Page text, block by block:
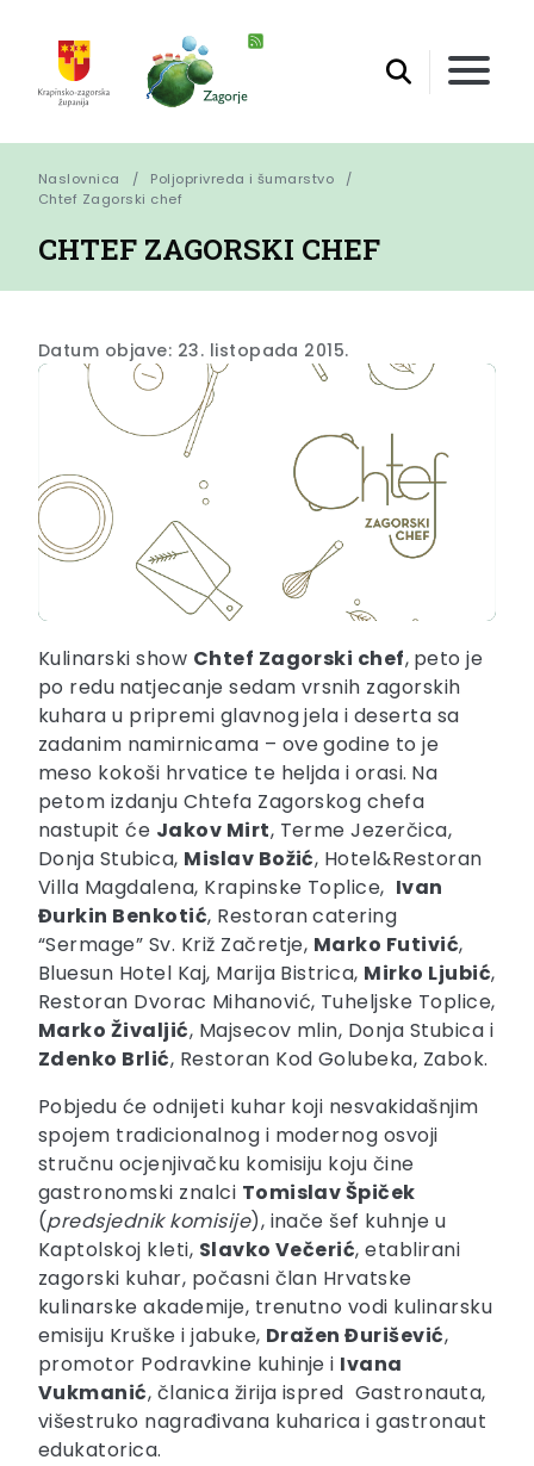
Naslovnica
Poljoprivreda i šumarstvo
Chtef Zagorski chef
CHTEF ZAGORSKI CHEF
Datum objave: 23. listopada 2015.
Kulinarski show Chtef Zagorski chef, peto je
po redu natjecanje sedam vrsnih zagorskih
kuhara u pripremi glavnog jela i deserta sa
zadanim namirnicama – ove godine to je
meso kokoši hrvatice te heljda i orasi. Na
petom izdanju Chtefa Zagorskog chefa
nastupit će Jakov Mirt, Terme Jezerčica,
Donja Stubica, Mislav Božić, Hotel&Restoran
Villa Magdalena, Krapinske Toplice, Ivan
Đurkin Benkotić, Restoran catering
“Sermage” Sv. Križ Začretje, Marko Futivić,
Bluesun Hotel Kaj, Marija Bistrica, Mirko Ljubić,
Restoran Dvorac Mihanović, Tuheljske Toplice,
Marko Živaljić, Majsecov mlin, Donja Stubica i
Zdenko Brlić, Restoran Kod Golubeka, Zabok.
Pobjedu će odnijeti kuhar koji nesvakidašnjim
spojem tradicionalnog i modernog osvoji
stručnu ocjenjivačku komisiju koju čine
gastronomski znalci Tomislav Špiček
(predsjednik komisije), inače šef kuhnje u
Kaptolskoj kleti, Slavko Večerić, etablirani
zagorski kuhar, počasni član Hrvatske
kulinarske akademije, trenutno vodi kulinarsku
emisiju Kruške i jabuke, Dražen Đurišević,
promotor Podravkine kuhinje i Ivana
Vukmanić, članica žirija ispred Gastronauta,
višestruko nagrađivana kuharica i gastronaut
edukatorica.